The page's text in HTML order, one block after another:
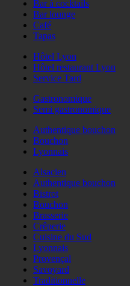
Bar à cocktails
Bar lounge
Café
Tapas
Hôtel Lyon
Hôtel restaurant Lyon
Service Tard
Gastronomique
Semi gastronomique
Authentique bouchon
Bouchon
Lyonnais
Alsacien
Authentique bouchon
Bistrot
Bouchon
Brasserie
Crêperie
Cuisine du Sud
Lyonnais
Provençal
Savoyard
Traditionnelle